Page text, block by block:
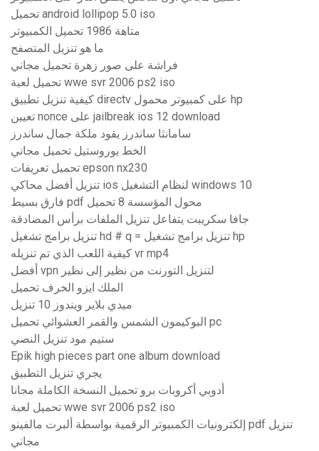
تحميل android lollipop 5.0 iso
متاهة 1986 تحميل الكمبيوتر
ما هو تنزيل المتصفح
فراشة على صور زهرة تحميل مجاني
تحميل لعبة wwe svr 2006 ps2 ​​iso
كيفية تنزيل تطبيق directv على كمبيوتر محمول hp
تعيين nonce على jailbreak ios 12 download
سامانثا ساندرز يقود ملكة جمال ساندرز
الخط يوروستيل تحميل مجاني
تحميل تعريفات epson nx230
تنزيل أفضل محاكي ios لنظام التشغيل windows 10
فارق بسيط pdf محول المؤسسة 8 تحميل
جافا سكريبت يتفاعل تنزيل الملفات برأس المصادقة
تنزيل برامج تشغيل hd # q = تنزيل برامج تشغيل hp
كيفية اللعب الذي تم تنزيله vr mp4
أفضل vpn لتنزيل التورنت من نظير إلى نظير
الملك ايزو الخرف تحميل
ميدي بلاير ويندوز 10 تنزيل
البوكيمون الشمس والقمر العشوائي تحميل pc
ستيم مود تنزيل النصي
Epik high pieces part one album download
يجري تنزيل التطبيق
أدوبي أكروبات برو تحميل النسخة الكاملة مجانا
تحميل لعبة wwe svr 2006 ps2 ​​iso
إلكترونيات الكمبيوتر الرقمية بواسطة ألبرت مالفينو pdf تنزيل
مجاني